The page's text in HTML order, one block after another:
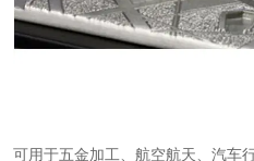
可用于五金加工、航空航天、汽车